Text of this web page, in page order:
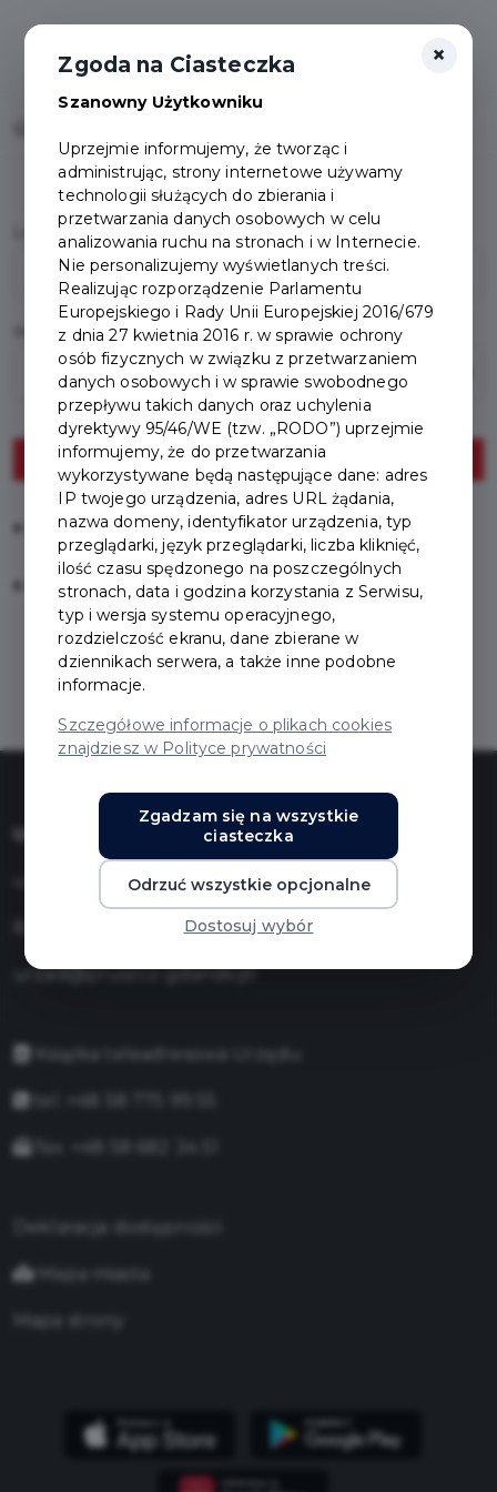
Login (E-mail / Telefon komórkowy)
Zaloguj
Nie pamiętam hasła
Zarejestruj się
Urząd Miasta Pruszcza Gdańskiego
ul. Grunwaldzka 20
83-000 Pruszcz Gdański
urzad@pruszcz-gdanski.pl
Książka teleadresowa Urzędu
Deklaracja dostępności
Mapa miasta
Mapa strony
×
Zgoda na Ciasteczka
Szanowny Użytkowniku
Uprzejmie informujemy, że tworząc i
administrując, strony internetowe używamy
technologii służących do zbierania i
przetwarzania danych osobowych w celu
analizowania ruchu na stronach i w Internecie.
Nie personalizujemy wyświetlanych treści.
Realizując rozporządzenie Parlamentu
Europejskiego i Rady Unii Europejskiej 2016/679
z dnia 27 kwietnia 2016 r. w sprawie ochrony
osób fizycznych w związku z przetwarzaniem
danych osobowych i w sprawie swobodnego
przepływu takich danych oraz uchylenia
dyrektywy 95/46/WE (tzw. „RODO”) uprzejmie
informujemy, że do przetwarzania
wykorzystywane będą następujące dane: adres
IP twojego urządzenia, adres URL żądania,
nazwa domeny, identyfikator urządzenia, typ
przeglądarki, język przeglądarki, liczba kliknięć,
ilość czasu spędzonego na poszczególnych
stronach, data i godzina korzystania z Serwisu,
typ i wersja systemu operacyjnego,
rozdzielczość ekranu, dane zbierane w
dziennikach serwera, a także inne podobne
informacje.
Szczegółowe informacje o plikach cookies
znajdziesz w Polityce prywatności
Zgadzam się na wszystkie
ciasteczka
Odrzuć wszystkie opcjonalne
Dostosuj wybór